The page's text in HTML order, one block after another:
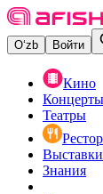
O‘zb Войти
Кино
Концерты
Театры
Выставки
Знания